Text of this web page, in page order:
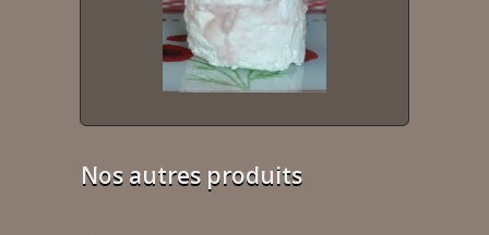
Nos autres produits